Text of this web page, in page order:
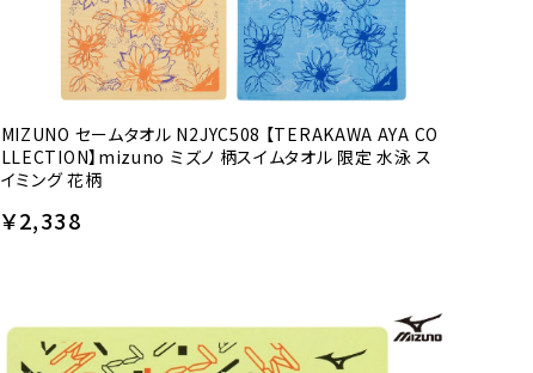
MIZUNO セームタオル N2JYC508 【TERAKAWA AYA CO
LLECTION】mizuno ミズノ 柄スイムタオル 限定 水泳 ス
イミング 花柄
￥2,338